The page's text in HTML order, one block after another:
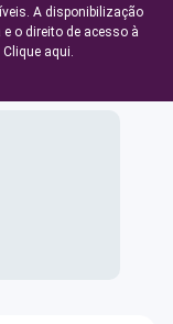
A disponibilização
o direito de acesso à
Clique aqui.